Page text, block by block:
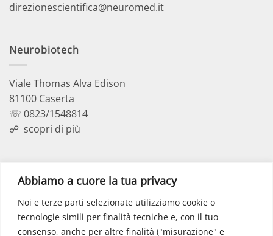
Abbiamo a cuore la tua privacy
Noi e terze parti selezionate utilizziamo cookie o
tecnologie simili per finalità tecniche e, con il tuo
consenso, anche per altre finalità ("misurazione" e
direzionescientifica@neuromed.it
Neurobiotech
Viale Thomas Alva Edison
81100 Caserta
☏ 0823/1548814
☍ scopri di più
Via dell’Elettronica
86077 Pozzilli (IS)